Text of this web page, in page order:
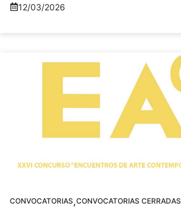
12/03/2026
CONVOCATORIAS,CONVOCATORIAS CERRADAS